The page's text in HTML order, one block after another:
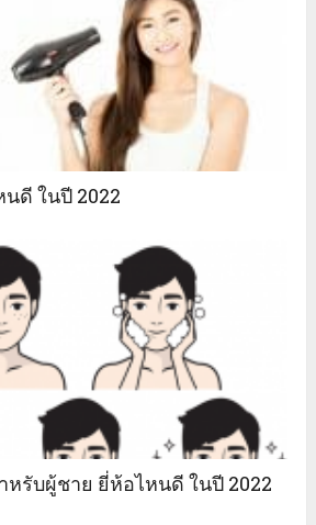
ดี ในปี 2022
หรับผู้ชาย ยี่ห้อไหนดี ในปี 2022